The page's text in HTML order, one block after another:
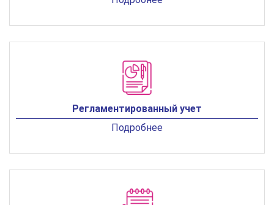
Регламентированный учет
Подробнее